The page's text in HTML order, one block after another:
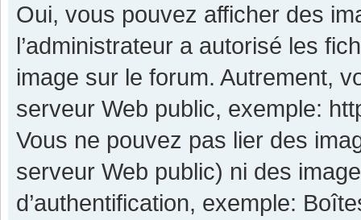
Oui, vous pouvez afficher des
l’administrateur a autorisé les
image sur le forum. Autrement,
serveur Web public, exemple:
Vous ne pouvez pas lier des
serveur Web public) ni des
d’authentification, exemple: